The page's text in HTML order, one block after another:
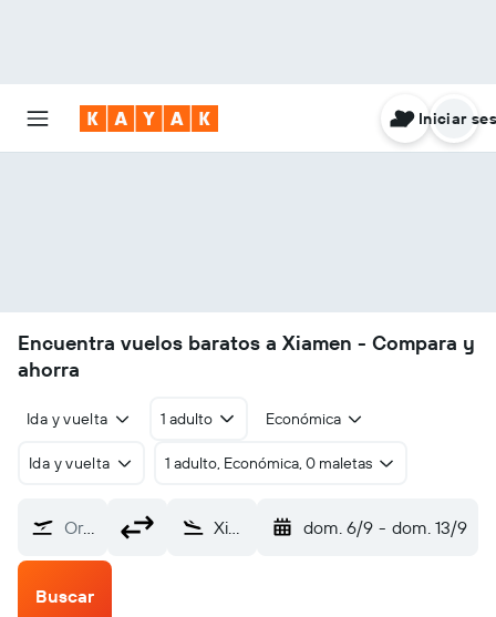
Iniciar
Encuentra vuelos baratos a Xiamen - Compara y
ahorra
Ida y vuelta 1 adulto Económica
Ida y vuelta 1 adulto, Económica, 0 maletas
Origen Xiamen Gaoqi Intl (XMN) dom. 6/9 - dom. 13/9
Buscar